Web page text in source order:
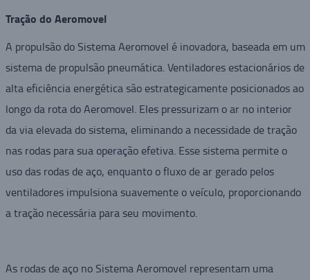
Tração do Aeromovel
A propulsão do Sistema Aeromovel é inovadora, baseada em um
sistema de propulsão pneumática. Ventiladores estacionários de
alta eficiência energética são estrategicamente posicionados ao
longo da rota do Aeromovel. Eles pressurizam o ar no interior
da via elevada do sistema, eliminando a necessidade de tração
nas rodas para sua operação efetiva. Esse sistema permite o
uso das rodas de aço, enquanto o fluxo de ar gerado pelos
ventiladores impulsiona suavemente o veículo, proporcionando
a tração necessária para seu movimento.
As rodas de aço no Sistema Aeromovel representam uma